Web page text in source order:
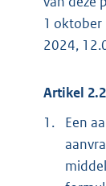
1
2024,
Artikel
1.
Een